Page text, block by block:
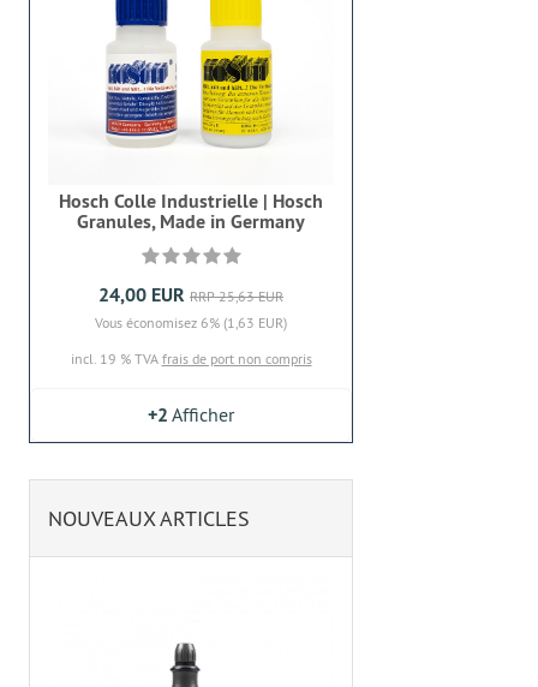
Hosch Colle Industrielle | Hosch
Granules, Made in Germany
24,00 EUR RRP 25,63 EUR
Vous économisez 6% (1,63 EUR)
incl. 19 % TVA frais de port non compris
+2 Afficher
NOUVEAUX ARTICLES